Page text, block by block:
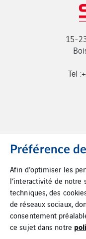
15-
Tel
Accueil
Plan du site
Cookies
Préférence
Afin d’optimiser les
l’interactivité de notre
techniques, des
de réseaux sociaux,
consentement
ce sujet dans notre